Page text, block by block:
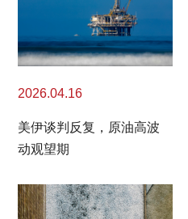
2026.04.16
美伊谈判反复，原油高波
动观望期